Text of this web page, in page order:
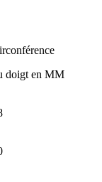
doigt en MM